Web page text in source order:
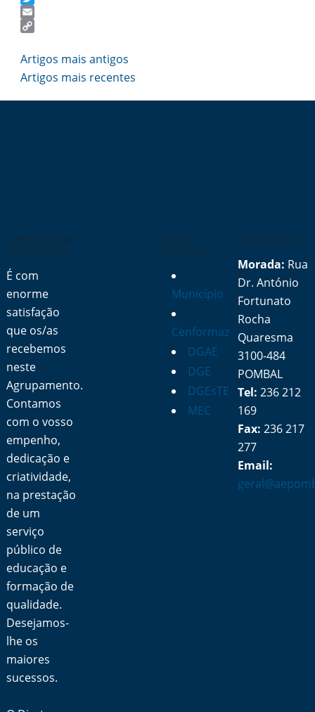
Twitter
Email
Link
Navegação
de
artigos
Artigos mais antigos
Artigos mais recentes
A MENSAGEM
DO DIRETOR
É com
enorme
satisfação
que os/as
recebemos
neste
Agrupamento.
Contamos
com o vosso
empenho,
dedicação e
criatividade,
na prestação
de um
serviço
público de
educação e
formação de
qualidade.
Desejamos-
lhe os
maiores
sucessos.
LINKS
RÁPIDOS
Município
Cenformaz
DGAE
DGE
DGEsTE
MEC
CONTACTOS
Morada: Rua
Dr. António
Fortunato
Rocha
Quaresma
3100-484
POMBAL
Tel: 236 212
169
Fax: 236 217
277
Email: